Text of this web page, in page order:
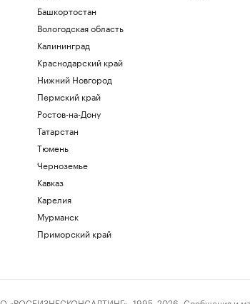
Башкортостан
Вологодская область
Калининград
Краснодарский край
Нижний Новгород
Пермский край
Ростов-на-Дону
Татарстан
Тюмень
Черноземье
Кавказ
Карелия
Мурманск
Приморский край